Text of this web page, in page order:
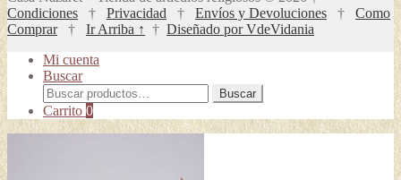
Condiciones † Privacidad † Envíos y Devoluciones † Como
Comprar† Ir Arriba ↑ † Diseñado por VdeVidania
Mi cuenta
Buscar
Buscar
por:
Buscar
Carrito 0